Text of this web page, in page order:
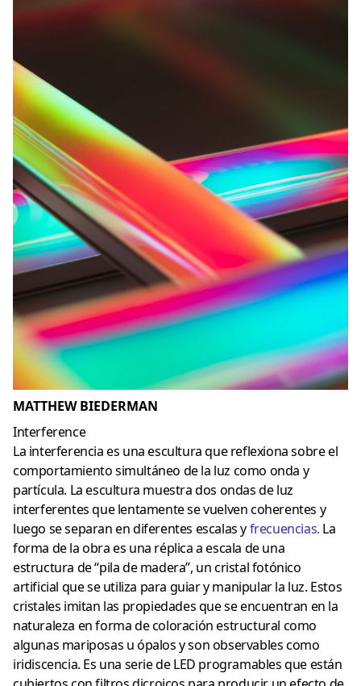
MATTHEW BIEDERMAN
Interference
La interferencia es una escultura que reflexiona sobre el
comportamiento simultáneo de la luz como onda y
partícula. La escultura muestra dos ondas de luz
interferentes que lentamente se vuelven coherentes y
luego se separan en diferentes escalas yfrecuencias. La
forma de la obra es una réplica a escala de una
estructura de “pila de madera”, un cristal fotónico
artificial que se utiliza para guiar y manipular la luz. Estos
cristales imitan las propiedades que se encuentran en la
naturaleza en forma de coloración estructural como
algunas mariposas u ópalos y son observables como
iridiscencia. Es una serie de LED programables que están